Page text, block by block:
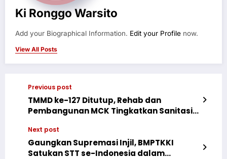
Ki Ronggo Warsito
Add your Biographical Information. Edit your Profile now.
View All Posts
Previous post
TMMD ke-127 Ditutup, Rehab dan
Pembangunan MCK Tingkatkan Sanitasi
Next post
Gaungkan Supremasi Injil, BMPTKKI
Satukan STT se-Indonesia dalam